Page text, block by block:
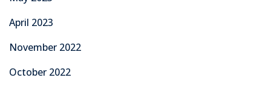
April 2023
November 2022
October 2022